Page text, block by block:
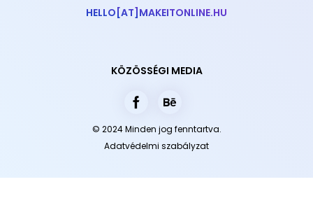
HELLO[AT]MAKEITONLINE.HU
KÖZÖSSÉGI MEDIA
© 2024 Minden jog fenntartva.
Adatvédelmi szabályzat